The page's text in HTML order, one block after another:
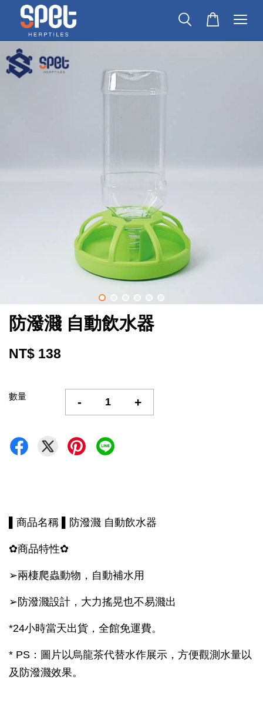
防潑濺 自動飲水器
NT$ 138
數量 - +
▌商品名稱 ▌防潑濺 自動飲水器
✿商品特性✿
➢兩棲爬蟲動物，自動補水用
➢ 防潑濺設計，大力搖晃也不易濺出
*24小時當天出貨，全館免運費。
* PS：圖片以烏龍茶代替水作展示，方便觀測水量以
及防潑濺效果。